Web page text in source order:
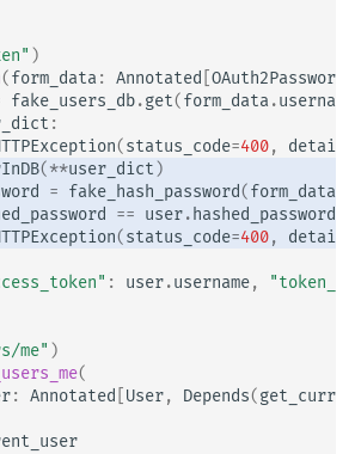
)
(form_data : Annotated
fake_users_db.get(form_data .username
:
(status_code=400, detail
(**user_dict )
= fake_hash_password(form_data
== user. hashed_password
(status_code=400, detail
: user.username,
me" )
(
: Annotated User, Depends(